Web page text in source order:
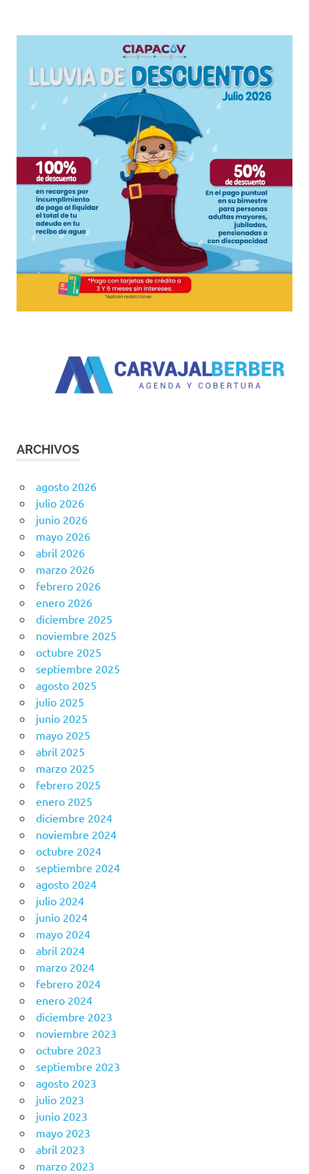
ARCHIVOS
agosto 2026
julio 2026
junio 2026
mayo 2026
abril 2026
marzo 2026
febrero 2026
enero 2026
diciembre 2025
noviembre 2025
octubre 2025
septiembre 2025
agosto 2025
julio 2025
junio 2025
mayo 2025
abril 2025
marzo 2025
febrero 2025
enero 2025
diciembre 2024
noviembre 2024
octubre 2024
septiembre 2024
agosto 2024
julio 2024
junio 2024
mayo 2024
abril 2024
marzo 2024
febrero 2024
enero 2024
diciembre 2023
noviembre 2023
octubre 2023
septiembre 2023
agosto 2023
julio 2023
junio 2023
mayo 2023
abril 2023
marzo 2023